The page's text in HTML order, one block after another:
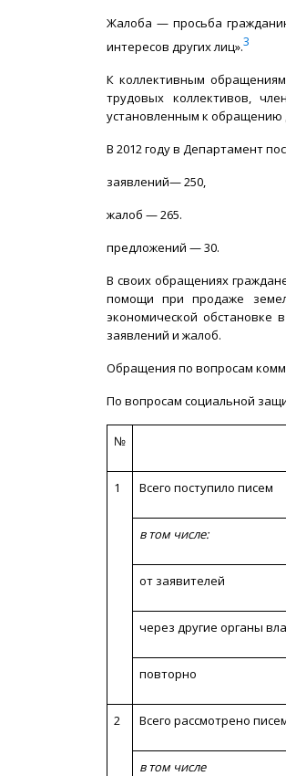
Жалоба — просьба
интересов других лиц».3
К коллективным
трудовых коллективов,
установленным к обращению
В 2012 году в Департамент
заявлений— 250,
жалоб — 265.
предложений — 30.
В своих обращениях
помощи при продаже
экономической обстановке
заявлений и жалоб.
Обращения по вопросам
По вопросам социальной
№
1 Всего поступило писем
в том числе:
от заявителей
через другие органы
повторно
2 Всего рассмотрено
в том числе